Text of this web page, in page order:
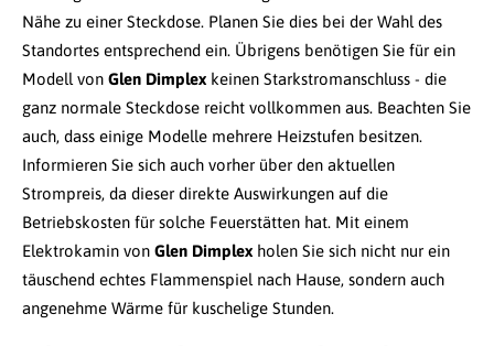
Nähe zu einer Steckdose. Planen Sie dies bei der Wahl des
Standortes entsprechend ein. Übrigens benötigen Sie für ein
Modell von Glen Dimplex keinen Starkstromanschluss - die
ganz normale Steckdose reicht vollkommen aus. Beachten Sie
auch, dass einige Modelle mehrere Heizstufen besitzen.
Informieren Sie sich auch vorher über den aktuellen
Strompreis, da dieser direkte Auswirkungen auf die
Betriebskosten für solche Feuerstätten hat. Mit einem
Elektrokamin von Glen Dimplex holen Sie sich nicht nur ein
täuschend echtes Flammenspiel nach Hause, sondern auch
angenehme Wärme für kuschelige Stunden.